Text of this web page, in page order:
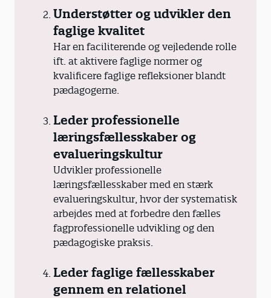
Understøtter og udvikler den
faglige kvalitet
Har en faciliterende og vejledende rolle
ift. at aktivere faglige normer og
kvalificere faglige refleksioner blandt
pædagogerne.
Leder professionelle
læringsfællesskaber og
evalueringskultur
Udvikler professionelle
læringsfællesskaber med en stærk
evalueringskultur, hvor der systematisk
arbejdes med at forbedre den fælles
fagprofessionelle udvikling og den
pædagogiske praksis.
Leder faglige fællesskaber
gennem en relationel